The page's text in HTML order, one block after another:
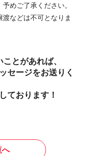
めご了承ください。
などは不可となりま
とがあれば、
セージをお送りく
ております！
へ